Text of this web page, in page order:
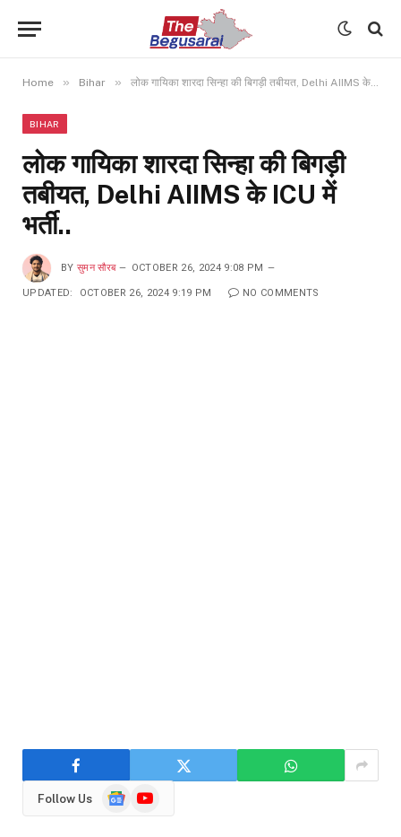
Home » Bihar » लोक गायिका शारदा सिन्हा की बिगड़ी तबीयत, Delhi AIIMS के ICU में भर्ती..
BIHAR
लोक गायिका शारदा सिन्हा की बिगड़ी
तबीयत, Delhi AIIMS के ICU में
भर्ती..
BY सुमन सौरब OCTOBER 26, 2024 9:08 PM
UPDATED: OCTOBER 26, 2024 9:19 PM NO COMMENTS
Follow Us
GoogleYouTube